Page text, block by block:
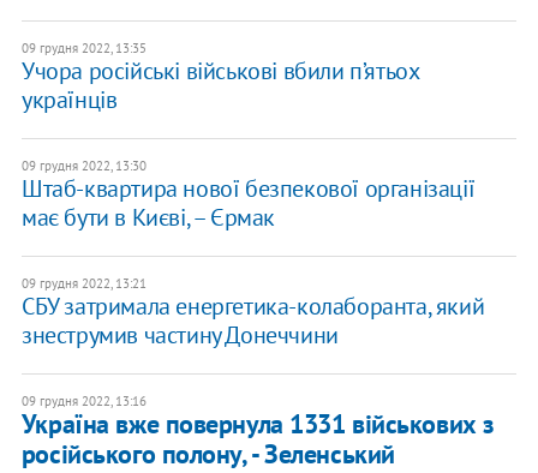
09 грудня 2022, 13:35
Учора російські військові вбили п’ятьох
українців
09 грудня 2022, 13:30
​Штаб-квартира нової безпекової організації
має бути в Києві, – Єрмак
09 грудня 2022, 13:21
​СБУ затримала енергетика-колаборанта, який
знеструмив частину Донеччини
09 грудня 2022, 13:16
​Україна вже повернула 1331 військових з
російського полону, - Зеленський